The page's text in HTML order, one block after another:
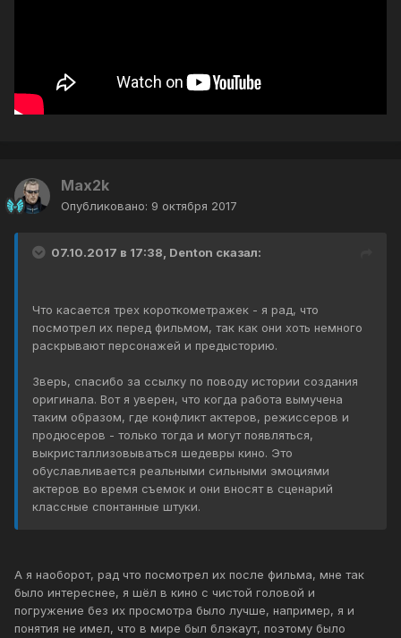
Max2k
Опубликовано: 9 октября 2017
07.10.2017 в 17:38, Denton сказал:
Что касается трех короткометражек - я рад, что
посмотрел их перед фильмом, так как они хоть немного
раскрывают персонажей и предысторию.
Зверь, спасибо за ссылку по поводу истории создания
оригинала. Вот я уверен, что когда работа вымучена
таким образом, где конфликт актеров, режиссеров и
продюсеров - только тогда и могут появляться,
выкристаллизовываться шедевры кино. Это
обуславливается реальными сильными эмоциями
актеров во время съемок и они вносят в сценарий
классные спонтанные штуки.
А я наоборот, рад что посмотрел их после фильма, мне так
было интереснее, я шёл в кино с чистой головой и
погружение без их просмотра было лучше, например, я и
понятия не имел, что в мире был блэкаут, поэтому было